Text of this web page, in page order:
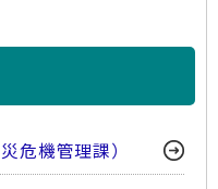
危機管理課）